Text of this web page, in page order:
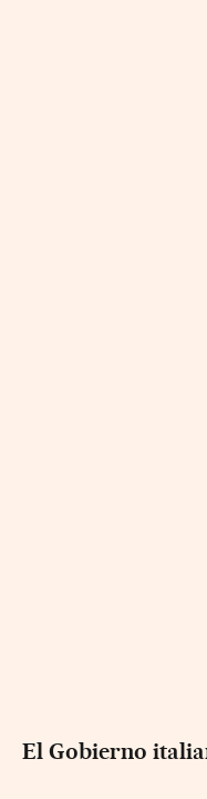
El Gobierno